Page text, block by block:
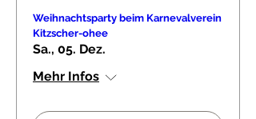
Weihnachtsparty beim Karnevalverein
Kitzscher-ohee
Sa., 05. Dez.
Mehr Infos